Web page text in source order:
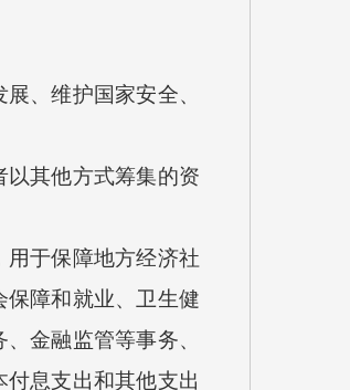
、维护国家安全、
其他方式筹集的资
于保障地方经济社
障和就业、卫生健
金融监管等事务、
息支出和其他支出